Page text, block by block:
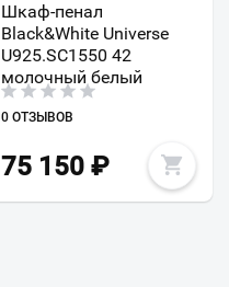
Шкаф-пенал
Black&White Universe
U925.SC1550 42
молочный белый
0 ОТЗЫВОВ
75 150₽